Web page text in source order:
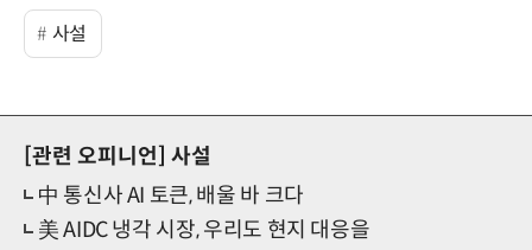
사설
[관련 오피니언] 사설
中 통신사 AI 토큰, 배울 바 크다
美 AIDC 냉각 시장, 우리도 현지 대응을